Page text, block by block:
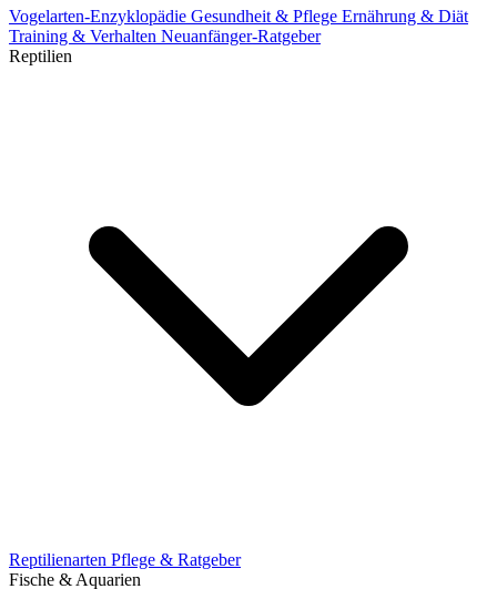
Vogelarten-Enzyklopädie Gesundheit & Pflege Ernährung & Diät
Training & Verhalten Neuanfänger-Ratgeber
Reptilien
Reptilienarten Pflege & Ratgeber
Fische & Aquarien